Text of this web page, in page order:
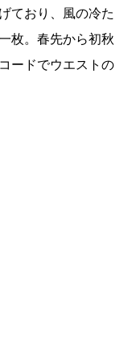
ており、風の冷た
枚。春先から初秋
ードでウエストの